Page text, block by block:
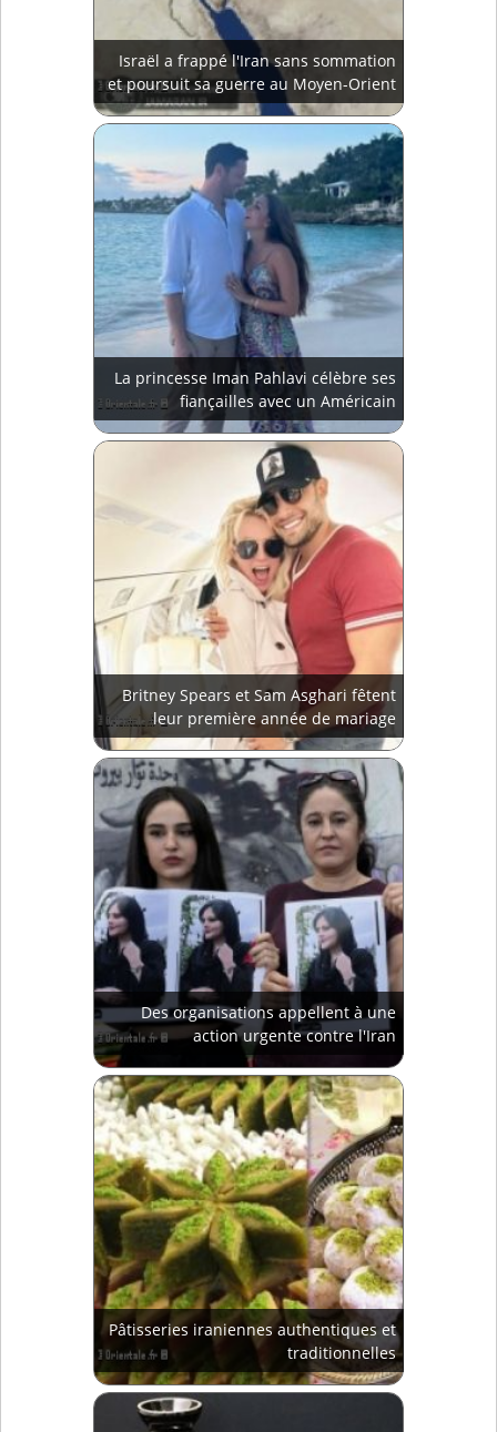
Israël a frappé l'Iran sans sommation
et poursuit sa guerre au Moyen-Orient
La princesse Iman Pahlavi célèbre ses
fiançailles avec un Américain
Britney Spears et Sam Asghari fêtent
leur première année de mariage
Des organisations appellent à une
action urgente contre l'Iran
Pâtisseries iraniennes authentiques et
traditionnelles